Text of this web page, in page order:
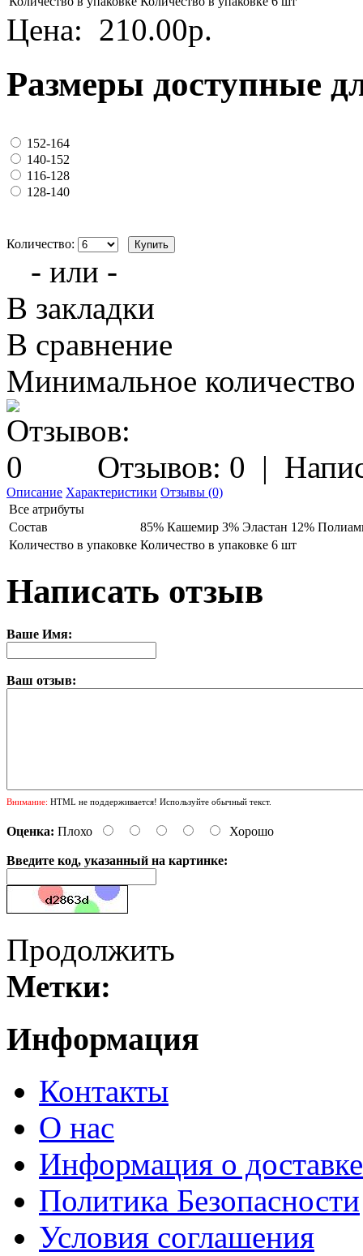
Цена: 210.00р.
Размеры доступные
152-164
140-152
116-128
128-140
Количество:
- или -
В закладки
В сравнение
Минимальное количество
Отзывов: 0 |
Описание Характеристики Отзывы (0)
Все атрибуты
Состав
85% Кашемир 3% Эластан 12%
Количество в упаковке Количество в упаковке 6 шт
Написать отзыв
Ваше Имя:
Ваш отзыв:
Внимание: HTML не поддерживается! Используйте обычный текст.
Оценка: Плохо Хорошо
Введите код, указанный на картинке:
Продолжить
Метки:
Информация
Контакты
О нас
Информация о доставке
Политика Безопасности
Условия соглашения